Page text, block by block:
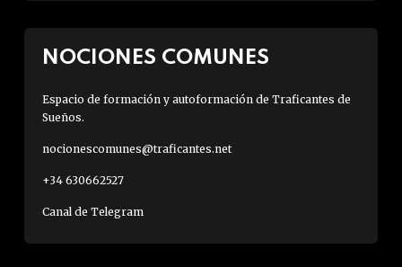
NOCIONES COMUNES
Espacio de formación y autoformación de Traficantes de
Sueños.
nocionescomunes@traficantes.net
+34 630662527
Canal de Telegram